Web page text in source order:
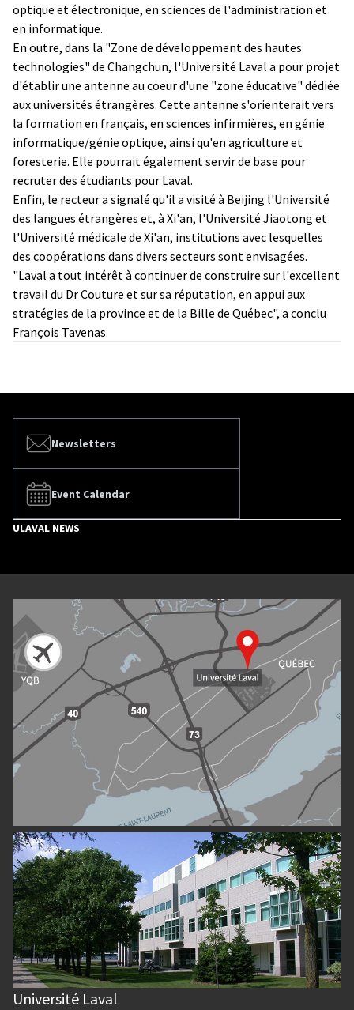
optique et électronique, en sciences de l'administration et
en informatique.
En outre, dans la "Zone de développement des hautes
technologies" de Changchun, l'Université Laval a pour projet
d'établir une antenne au coeur d'une "zone éducative" dédiée
aux universités étrangères. Cette antenne s'orienterait vers
la formation en français, en sciences infirmières, en génie
informatique/génie optique, ainsi qu'en agriculture et
foresterie. Elle pourrait également servir de base pour
recruter des étudiants pour Laval.
Enfin, le recteur a signalé qu'il a visité à Beijing l'Université
des langues étrangères et, à Xi'an, l'Université Jiaotong et
l'Université médicale de Xi'an, institutions avec lesquelles
des coopérations dans divers secteurs sont envisagées.
"Laval a tout intérêt à continuer de construire sur l'excellent
travail du Dr Couture et sur sa réputation, en appui aux
stratégies de la province et de la Bille de Québec", a conclu
François Tavenas.
Newsletters
Event Calendar
ULAVAL NEWS
Université Laval